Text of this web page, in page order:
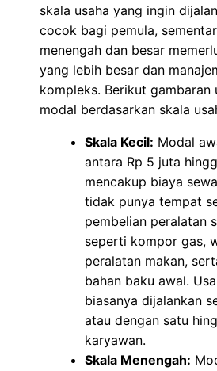
skala usaha yang ingin
cocok bagi pemula,
menengah dan besar
yang lebih besar dan
kompleks. Berikut gambaran
modal berdasarkan skala
Skala Kecil: Modal
antara Rp 5 juta
mencakup biaya
tidak punya tempat
pembelian peralatan
seperti kompor gas,
peralatan makan,
bahan baku awal.
biasanya dijalankan
atau dengan satu
karyawan.
Skala Menengah: